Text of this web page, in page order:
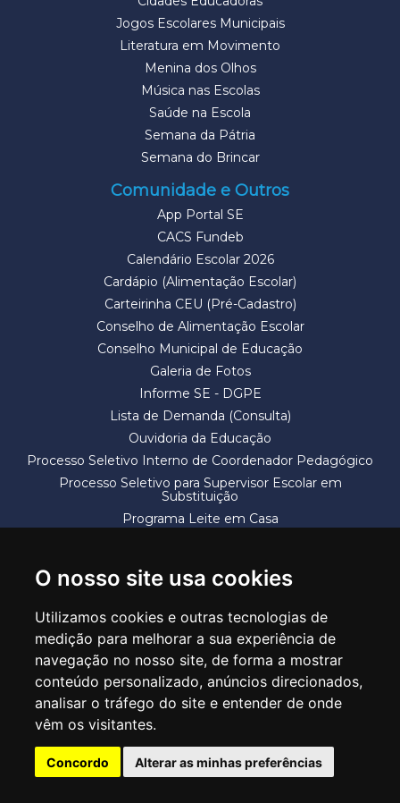
O nosso site usa cookies
Utilizamos cookies e outras tecnologias de
medição para melhorar a sua experiência de
navegação no nosso site, de forma a mostrar
conteúdo personalizado, anúncios direcionados,
analisar o tráfego do site e entender de onde
vêm os visitantes.
Concordo Alterar as minhas preferências
Jogos Escolares Municipais
Literatura em Movimento
Menina dos Olhos
Música nas Escolas
Saúde na Escola
Semana da Pátria
Semana do Brincar
Comunidade e Outros
App Portal SE
CACS Fundeb
Calendário Escolar 2026
Cardápio (Alimentação Escolar)
Carteirinha CEU (Pré-Cadastro)
Conselho de Alimentação Escolar
Conselho Municipal de Educação
Galeria de Fotos
Informe SE - DGPE
Lista de Demanda (Consulta)
Ouvidoria da Educação
Processo Seletivo Interno de Coordenador Pedagógico
Processo Seletivo para Supervisor Escolar em
Substituição
Programa Leite em Casa
SECRETARIA DE EDUCAÇÃO
Rua Claudino Barbosa, 313 - Macedo - Guarulhos/SP CEP 07113-040
Central de Atendimento: *55 11 2475-7300